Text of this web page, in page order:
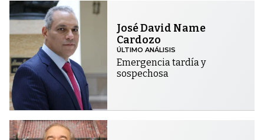
José David Name
Cardozo
ÚLTIMO ANÁLISIS
Emergencia tardía y
sospechosa